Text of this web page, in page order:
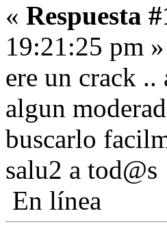
« Respuesta
19:21:25 pm »
ere un crack
algun
buscarlo
salu2 a tod@s
En línea